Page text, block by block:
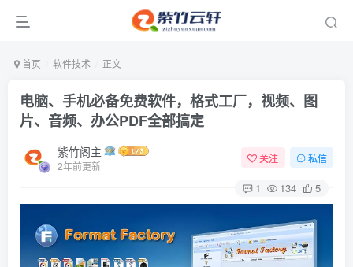
首页 软件技术 正文
电脑、手机必备免费软件，格式工厂，视频、图
片、音频、办公PDF全部搞定
紫竹阁主
2年前更新
关注 私信
1 134 5